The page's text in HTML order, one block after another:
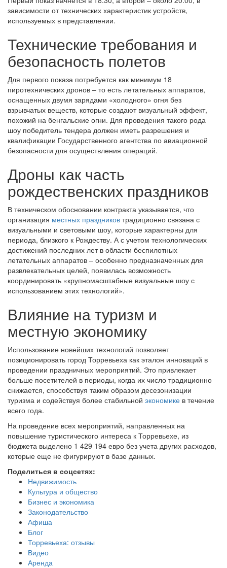
зависимости от технических характеристик устройств,
используемых в представлении.
Технические требования и
безопасность полетов
Для первого показа потребуется как минимум 18
пиротехнических дронов – то есть летательных аппаратов,
оснащенных двумя зарядами «холодного» огня без
взрывчатых веществ, которые создают визуальный эффект,
похожий на бенгальские огни. Для проведения такого рода
шоу победитель тендера должен иметь разрешения и
квалификации Государственного агентства по авиационной
безопасности для осуществления операций.
Дроны как часть
рождественских праздников
В техническом обосновании контракта указывается, что
организация местных праздников традиционно связана с
визуальными и световыми шоу, которые характерны для
периода, близкого к Рождеству. А с учетом технологических
достижений последних лет в области беспилотных
летательных аппаратов – особенно предназначенных для
развлекательных целей, появилась возможность
координировать «крупномасштабные визуальные шоу с
использованием этих технологий».
Влияние на туризм и
местную экономику
Использование новейших технологий позволяет
позиционировать город Торревьеха как эталон инноваций в
проведении праздничных мероприятий. Это привлекает
больше посетителей в периоды, когда их число традиционно
снижается, способствуя таким образом десезонизации
туризма и содействуя более стабильной экономике в течение
всего года.
На проведение всех мероприятий, направленных на
повышение туристического интереса к Торревьехе, из
бюджета выделено 1 429 194 евро без учета других расходов,
которые еще не фигурируют в базе данных.
Поделиться в соцсетях:
Недвижимость
Культура и общество
Бизнес и экономика
Законодательство
Афиша
Блог
Торревьеха: отзывы
Видео
Аренда